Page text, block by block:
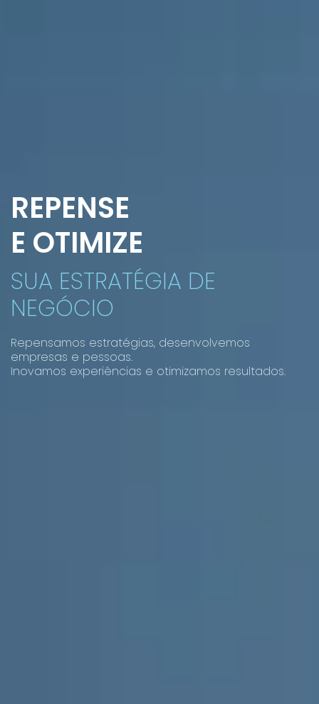
REPENSE
E OTIMIZE
SUA ESTRATÉGIA DE
NEGÓCIO
Repensamos estratégias, desenvolvemos
empresas e pessoas.
Inovamos experiências e otimizamos resultados.